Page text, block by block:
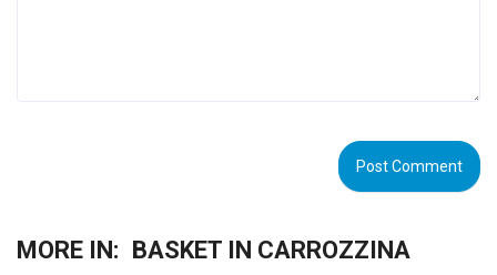
MORE IN: BASKET IN CARROZZINA